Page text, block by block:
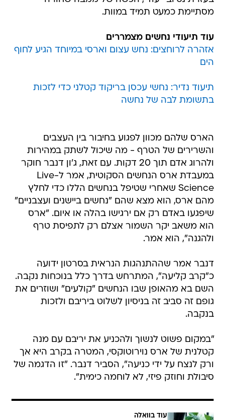
מסתיימת כמעט תמיד במוות.
עוד תיעודי נחשים מצמררים
אזהרה לרוחצים: נחש עצום וארסי במיוחד הגיע לחוף
הים
תיעוד נדיר: נחשי עכסן בריקוד קטלני כדי לזכות
בתשומת לבה של נחשה
הארס שלהם מכוון לפגוע בחיבור בין העצבים
והשרירים של הטרף - מה שיכול לשתק במהירות
ולהרוג אדם תוך 20 דקות. עם זאת, ג'ון דנבר חוקר
במעבדת ארס הנחשים הסקוטית, אמר ל-Live
Science שאחרי שטיפל בנחשים הללו כדי לחלץ
מהם ארס, הוא מצא שהם "נחשים ביישנים ועצבניים"
שיפגעו באדם רק אם ירגישו בהלה או איום. "ארס
הוא משאב יקר השמור אצלם רק לתפיסת טרף
ולהגנה", הוא אמר.
דנבר אמר שההתנהגות הנראית בסרטון ידועה
כ"קרב קליעה", המתרחש בדרך כלל בנוכחות נקבה.
השם בא מהאופן שבו הנחשים "קולעים" ושוזרים את
גופם זה סביב זה בניסיון לשלוט ביריבם ולזכות
בנקבה.
"במקום פשוט לנשוך ולהכניע את יריבם עם מנה
קטלנית של ארס נוירוטוקסי, המטרה בקרב היא אך
ורק לנצח על ידי כניעה", הסביר דנבר. "זו הדגמה של
סיבולת וחוזק פיזי, לא לוחמה כימית".
עוד בוואלה